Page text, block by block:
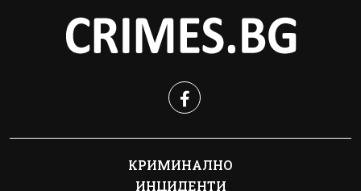
КРИМИНАЛНО
ИНЦИДЕНТИ